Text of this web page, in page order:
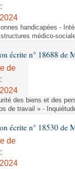
handicapées -
médico-
écrite n° 18688 de
de
des biens et des
de travail » -
écrite n° 18530 de
de